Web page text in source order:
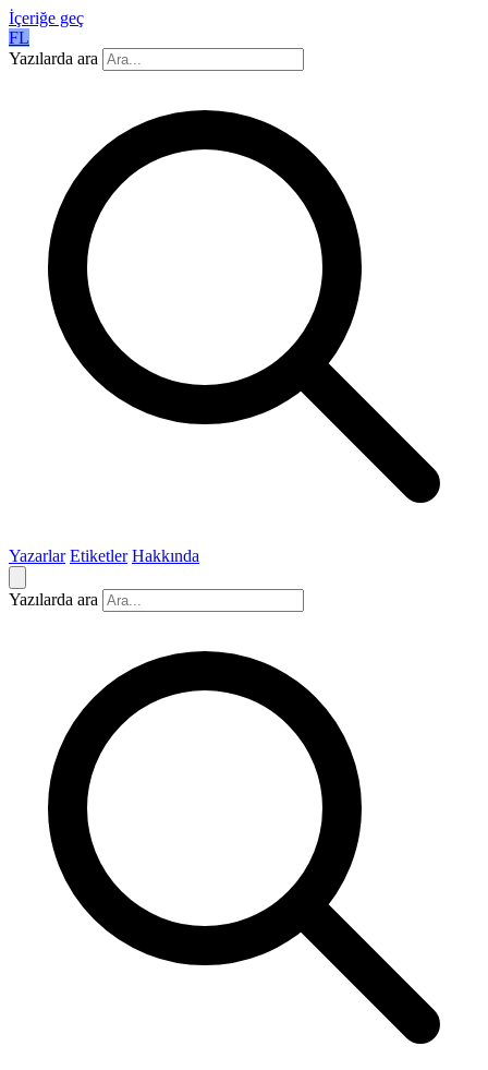
İçeriğe geç
FL
Yazılarda ara
Yazarlar Etiketler Hakkında
Yazılarda ara